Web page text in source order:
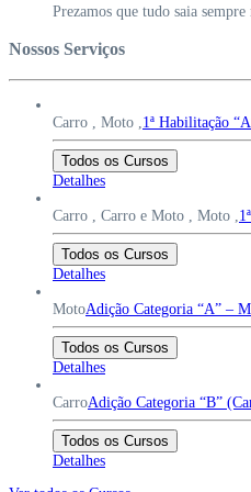
Prezamos que tudo saia
Nossos Serviços
Carro , Moto , 1ª Habilitação
Todos os Cursos
Detalhes
Carro , Carro e Moto , Moto ,
Todos os Cursos
Detalhes
MotoAdição Categoria “A” –
Todos os Cursos
Detalhes
CarroAdição Categoria “B”
Todos os Cursos
Detalhes